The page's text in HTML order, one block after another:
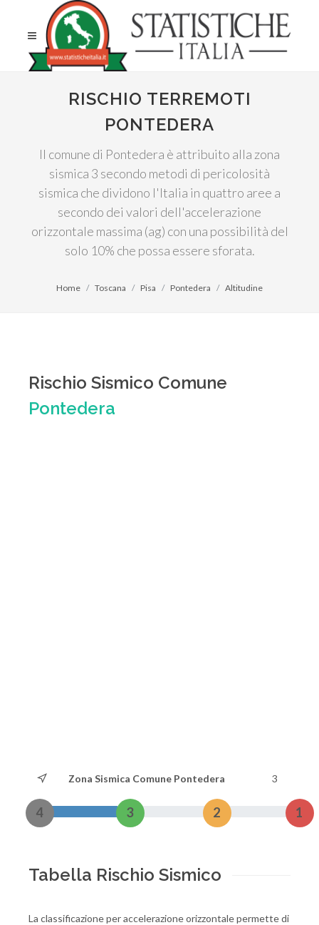
RISCHIO TERREMOTI
PONTEDERA
Il comune di Pontedera è attribuito alla zona
sismica 3 secondo metodi di pericolosità
sismica che dividono l'Italia in quattro aree a
secondo dei valori dell'accelerazione
orizzontale massima (ag) con una possibilità del
solo 10% che possa essere sforata.
Home Toscana Pisa Pontedera Altitudine
Rischio Sismico Comune
Pontedera
Zona Sismica Comune Pontedera 3
4 3 2 1
Tabella Rischio Sismico
La classificazione per accelerazione orizzontale permette di